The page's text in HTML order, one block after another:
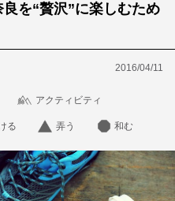
を“贅沢”に楽しむため
2016/04/11
アクティビティ
る 弄う 和む